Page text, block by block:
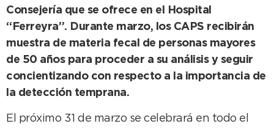
Consejería que se ofrece en el Hospital
“Ferreyra”. Durante marzo, los CAPS recibirán
muestra de materia fecal de personas mayores
de 50 años para proceder a su análisis y seguir
concientizando con respecto a la importancia de
la detección temprana.
El próximo 31 de marzo se celebrará en todo el